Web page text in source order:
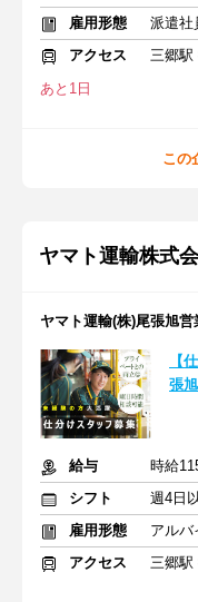
雇用形態
派遣社
アクセス
三郷駅
あと1日
この
ヤマト運輸株式
ヤマト運輸(株)尾張旭営
【
張
給与
時給
シフト
週4日
雇用形態
アルバ
アクセス
三郷駅